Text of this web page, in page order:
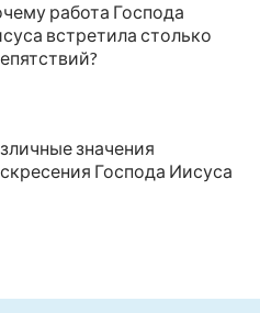
это послание.
вы получите благую
работа Господа
встретила столько
значения
Господа Иисуса